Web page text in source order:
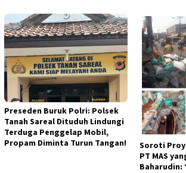
Preseden Buruk Polri: Polsek
Tanah Sareal Dituduh Lindungi
Terduga Penggelap Mobil,
Propam Diminta Turun Tangan!
Soroti
PT MAS
Baharudin: